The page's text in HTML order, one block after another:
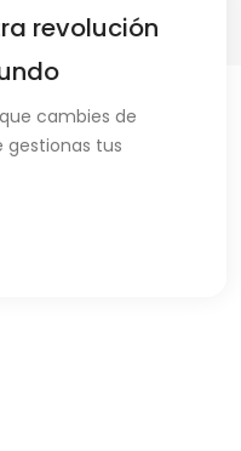
revolución
cambies de
tus